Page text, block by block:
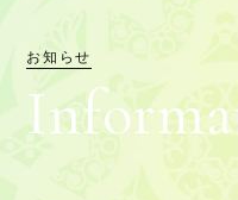
お知らせ
Informa